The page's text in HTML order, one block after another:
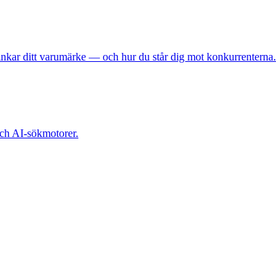
ditt varumärke — och hur du står dig mot konkurrenterna.
AI-sökmotorer.